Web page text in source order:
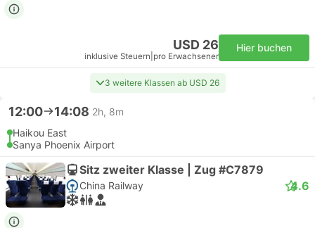
USD 26
inklusive Steuern pro Erwachsener
Hier buchen
3 weitere Klassen ab USD 26
12:00 14:08 2h, 8m
Haikou East
Sanya Phoenix Airport
Sitz zweiter Klasse | Zug #C7879
China Railway 4.6